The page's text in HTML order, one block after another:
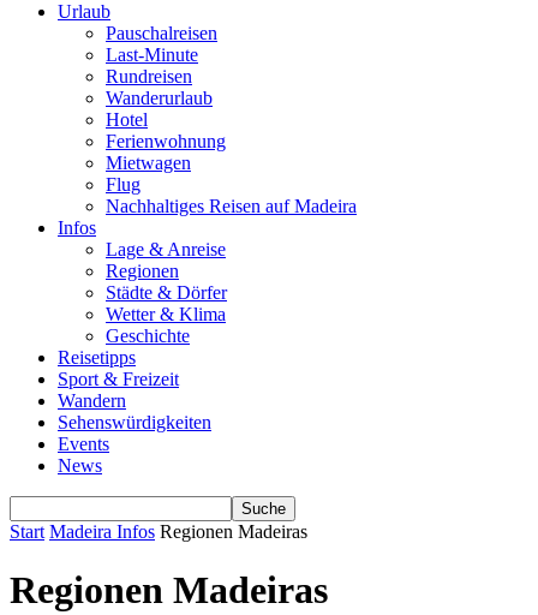
Urlaub
Pauschalreisen
Last-Minute
Rundreisen
Wanderurlaub
Hotel
Ferienwohnung
Mietwagen
Flug
Nachhaltiges Reisen auf Madeira
Infos
Lage & Anreise
Regionen
Städte & Dörfer
Wetter & Klima
Geschichte
Reisetipps
Sport & Freizeit
Wandern
Sehenswürdigkeiten
Events
News
Start Madeira Infos Regionen Madeiras
Regionen Madeiras